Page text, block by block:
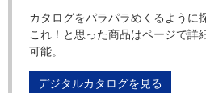
カタログをパラパラめくるように
これ！と思った商品はページで詳
可能。
デジタルカタログを見る